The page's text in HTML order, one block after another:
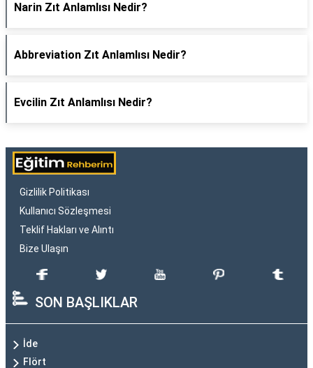
Narin Zıt Anlamlısı Nedir?
Abbreviation Zıt Anlamlısı Nedir?
Evcilin Zıt Anlamlısı Nedir?
Gizlilik Politikası
Kullanıcı Sözleşmesi
Teklif Hakları ve Alıntı
Bize Ulaşın
SON BAŞLIKLAR
İde
Flört